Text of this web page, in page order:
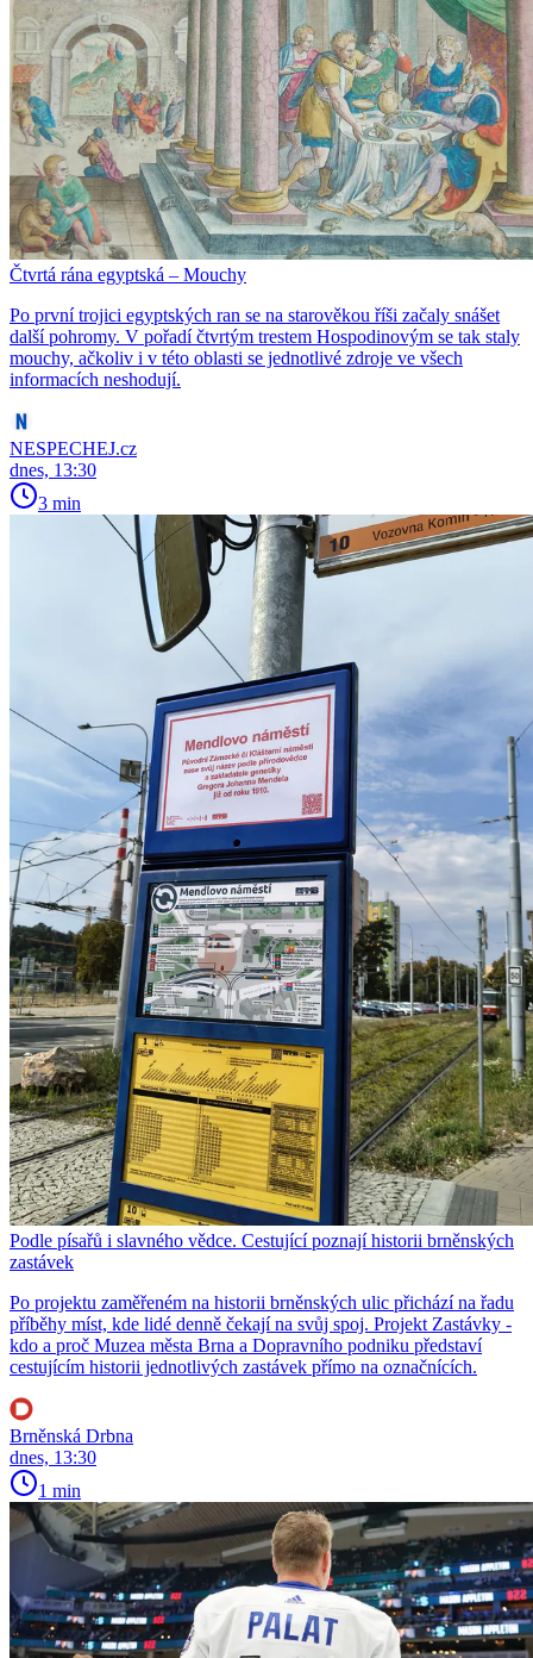
Čtvrtá rána egyptská – Mouchy
Po první trojici egyptských ran se na starověkou říši začaly snášet
další pohromy. V pořadí čtvrtým trestem Hospodinovým se tak staly
mouchy, ačkoliv i v této oblasti se jednotlivé zdroje ve všech
informacích neshodují.
NESPECHEJ.cz
dnes, 13:30
3 min
Podle písařů i slavného vědce. Cestující poznají historii brněnských
zastávek
Po projektu zaměřeném na historii brněnských ulic přichází na řadu
příběhy míst, kde lidé denně čekají na svůj spoj. Projekt Zastávky -
kdo a proč Muzea města Brna a Dopravního podniku představí
cestujícím historii jednotlivých zastávek přímo na označnících.
Brněnská Drbna
dnes, 13:30
1 min